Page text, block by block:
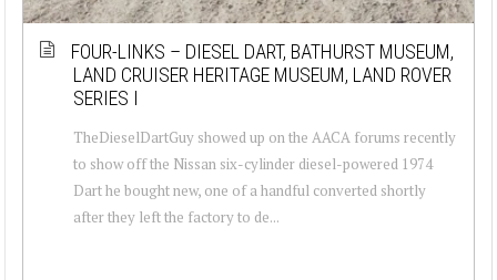
FOUR-LINKS – DIESEL DART, BATHURST MUSEUM,
LAND CRUISER HERITAGE MUSEUM, LAND ROVER
SERIES I
TheDieselDartGuy showed up on the AACA forums recently
to show off the Nissan six-cylinder diesel-powered 1974
Dart he bought new, one of a handful converted shortly
after they left the factory to de...